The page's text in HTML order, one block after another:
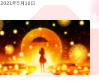
2021年5月18日